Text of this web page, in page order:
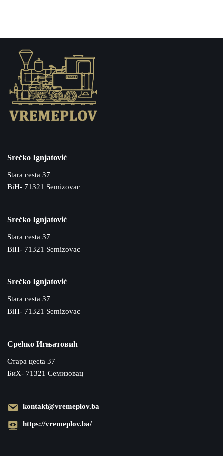
Srećko Ignjatović
Stara cesta 37
BiH- 71321 Semizovac
Srećko Ignjatović
Stara cesta 37
BiH- 71321 Semizovac
Srećko Ignjatović
Stara cesta 37
BiH- 71321 Semizovac
Срећко Игњатовић
Cтара цecta 37
БиХ- 71321 Семизовац
kontakt@vremeplov.ba
https://vremeplov.ba/